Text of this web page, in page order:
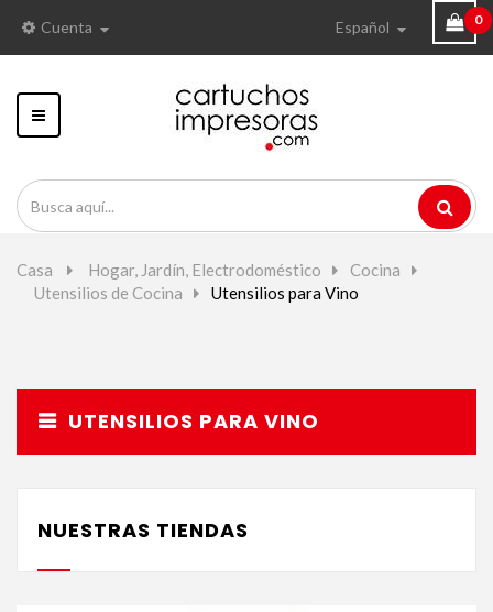
0
Español
Cuenta
Navegación
Toggle
Casa > Hogar, Jardín, Electrodoméstico >
Cocina
Utensilios de Cocina > Utensilios para Vino
UTENSILIOS PARA VINO
NUESTRAS TIENDAS